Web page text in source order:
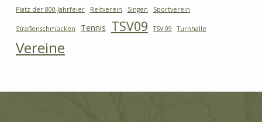
Platz der 800-Jahrfeier
Reitverein Singen Sportverein
Straßenschmücken Tennis TSV09 TSV 09 Turnhalle
Vereine